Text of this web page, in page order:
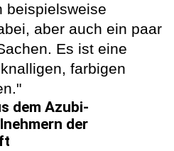
beispielsweise
aber auch ein paar
Es ist eine
farbigen
dem Azubi-
der